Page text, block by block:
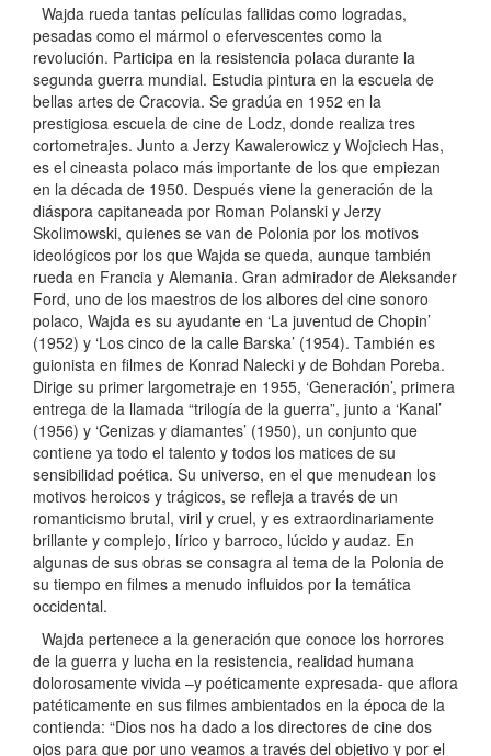
Wajda rueda tantas películas fallidas como logradas,
pesadas como el mármol o efervescentes como la
revolución. Participa en la resistencia polaca durante la
segunda guerra mundial. Estudia pintura en la escuela de
bellas artes de Cracovia. Se gradúa en 1952 en la
prestigiosa escuela de cine de Lodz, donde realiza tres
cortometrajes. Junto a Jerzy Kawalerowicz y Wojciech Has,
es el cineasta polaco más importante de los que empiezan
en la década de 1950. Después viene la generación de la
diáspora capitaneada por Roman Polanski y Jerzy
Skolimowski, quienes se van de Polonia por los motivos
ideológicos por los que Wajda se queda, aunque también
rueda en Francia y Alemania. Gran admirador de Aleksander
Ford, uno de los maestros de los albores del cine sonoro
polaco, Wajda es su ayudante en ‘La juventud de Chopin’
(1952) y ‘Los cinco de la calle Barska’ (1954). También es
guionista en filmes de Konrad Nalecki y de Bohdan Poreba.
Dirige su primer largometraje en 1955, ‘Generación’, primera
entrega de la llamada “trilogía de la guerra”, junto a ‘Kanal’
(1956) y ‘Cenizas y diamantes’ (1950), un conjunto que
contiene ya todo el talento y todos los matices de su
sensibilidad poética. Su universo, en el que menudean los
motivos heroicos y trágicos, se refleja a través de un
romanticismo brutal, viril y cruel, y es extraordinariamente
brillante y complejo, lírico y barroco, lúcido y audaz. En
algunas de sus obras se consagra al tema de la Polonia de
su tiempo en filmes a menudo influidos por la temática
occidental.
Wajda pertenece a la generación que conoce los horrores
de la guerra y lucha en la resistencia, realidad humana
dolorosamente vivida –y poéticamente expresada- que aflora
patéticamente en sus filmes ambientados en la época de la
contienda: “Dios nos ha dado a los directores de cine dos
ojos para que por uno veamos a través del objetivo y por el